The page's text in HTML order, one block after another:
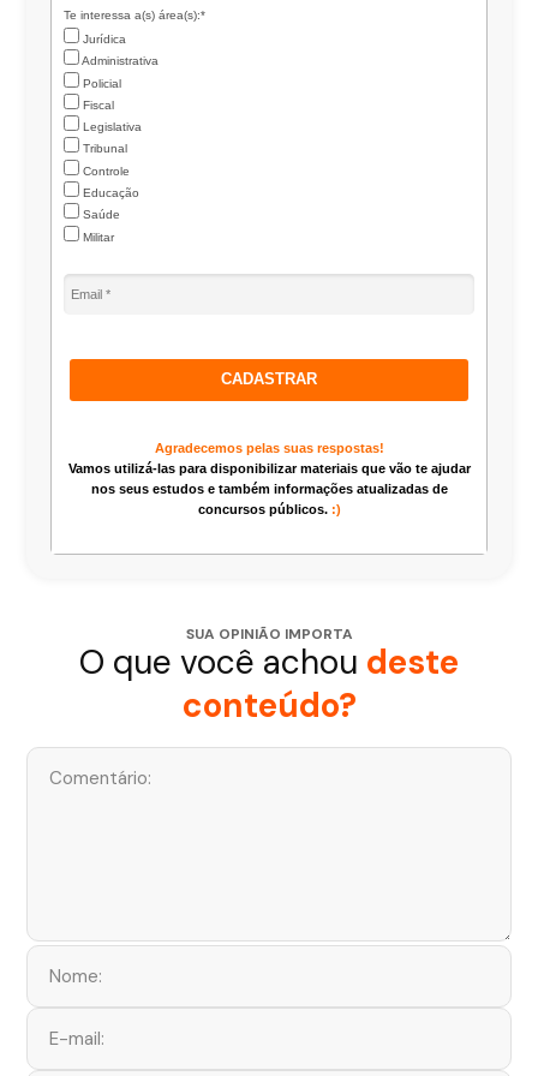
Te interessa a(s) área(s):*
Jurídica
Administrativa
Policial
Fiscal
Legislativa
Tribunal
Controle
Educação
Saúde
Militar
CADASTRAR
Agradecemos pelas suas respostas!
Vamos utilizá-las para disponibilizar materiais que vão te ajudar
nos seus estudos e também informações atualizadas de
concursos públicos. :)
SUA OPINIÃO IMPORTA
O que você achou deste
conteúdo?